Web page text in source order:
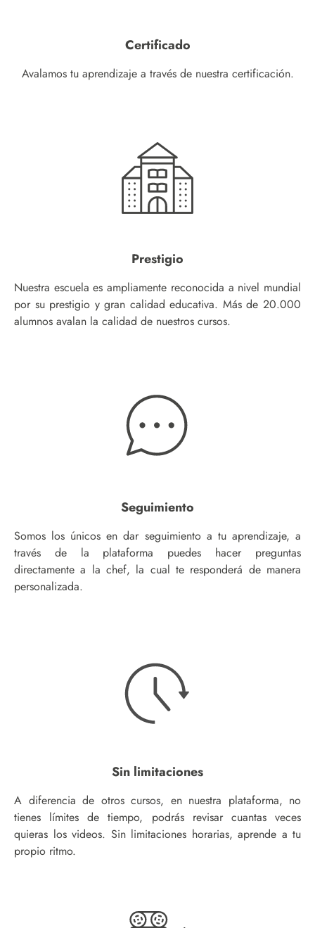
Certificado
Avalamos tu aprendizaje a través de nuestra certificación.
Prestigio
Nuestra escuela es ampliamente reconocida a nivel mundial
por su prestigio y gran calidad educativa. Más de 20.000
alumnos avalan la calidad de nuestros cursos.
Seguimiento
Somos los únicos en dar seguimiento a tu aprendizaje, a
través de la plataforma puedes hacer preguntas
directamente a la chef, la cual te responderá de manera
personalizada.
Sin limitaciones
A diferencia de otros cursos, en nuestra plataforma, no
tienes límites de tiempo, podrás revisar cuantas veces
quieras los videos. Sin limitaciones horarias, aprende a tu
propio ritmo.